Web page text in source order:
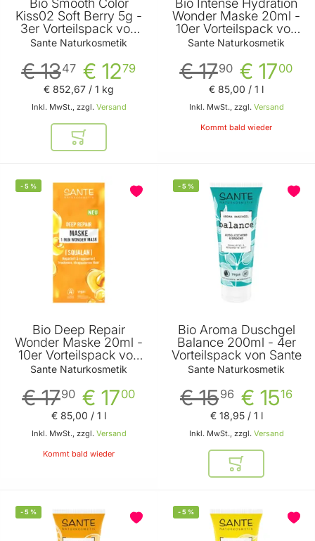
Bio Smooth Color
Kiss02 Soft Berry 5g -
3er Vorteilspack von
Sante
Sante Naturkosmetik
€ 1279
€ 1347
Inkl. MwSt., zzgl. Versand
€ 852,67 / 1 kg
In den Warenkorb
Bio Intense Hydration
Wonder Maske 20ml -
10er Vorteilspack von
Sante
Sante Naturkosmetik
€ 1700
€ 1790
Inkl. MwSt., zzgl. Versand
€ 85,00 / 1 l
Kommt bald wieder
-5 %
Bio Deep Repair
Wonder Maske 20ml -
10er Vorteilspack von
Sante
Sante Naturkosmetik
€ 1700
€ 1790
Inkl. MwSt., zzgl. Versand
€ 85,00 / 1 l
Kommt bald wieder
-5 %
Bio Aroma Duschgel
Balance 200ml - 4er
Vorteilspack von Sante
Sante Naturkosmetik
€ 1516
€ 1596
Inkl. MwSt., zzgl. Versand
€ 18,95/ 1 l
In den
-5 % -5 %